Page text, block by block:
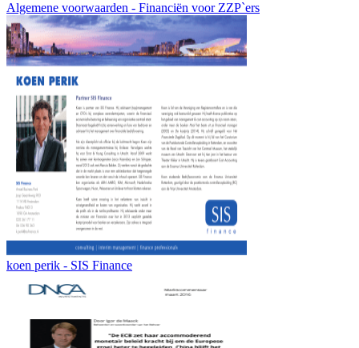
Algemene voorwaarden - Financiën voor ZZP`ers
koen perik - SIS Finance